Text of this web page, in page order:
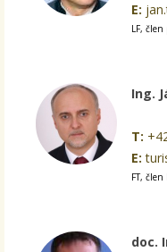
E:
LF, člen
Ing.
T:
E:
FT, člen
doc.